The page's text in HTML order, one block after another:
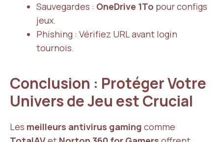
Sauvegardes : OneDrive 1To pour configs
jeux.
Phishing : Vérifiez URL avant login
tournois.
Conclusion : Protéger Votre
Univers de Jeu est Crucial
Les meilleurs antivirus gaming comme